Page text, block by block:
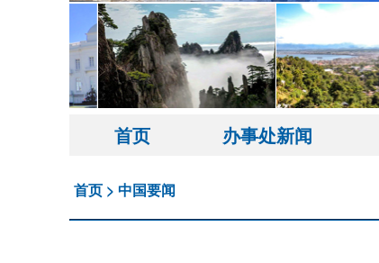
首页 办事处新闻
首页 > 中国要闻